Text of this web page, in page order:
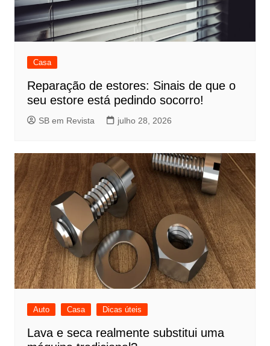
Casa
Reparação de estores: Sinais de que o
seu estore está pedindo socorro!
SB em Revista julho 28, 2026
Auto Casa Dicas úteis
Lava e seca realmente substitui uma